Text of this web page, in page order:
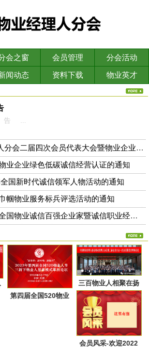
会之窗 会员管理 分会活动
闻动态 资料下载
物业英才
...
中职协物业经理人分会二届四次会员代表大会暨物业企业依法合规诚信经营主题研讨会的通知
业企业绿色低碳诚信经营认证的通知
国新时代诚信领军人物活动的通知
帼物业服务标兵评选活动的通知
关于开展2024年全国物业诚信百强企业家暨诚信职业经理人的通知
第四届全国520物业
三百物业人相聚在扬
州又一次共同点燃起
物业经理人分会的圣
火，开启了旅居养老
的融合新思路！
会员风采-欢迎2022